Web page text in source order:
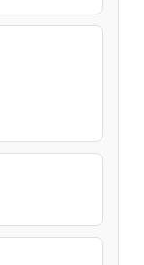
，使用 700
。